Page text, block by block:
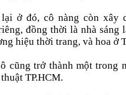
lại ở đó, cô nàng còn xây
đồng thời là nhà sáng
hiệu thời trang, và hoa ở
cũng trở thành một trong
TP.HCM.